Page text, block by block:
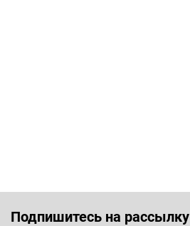
Подпишитесь на рассылку